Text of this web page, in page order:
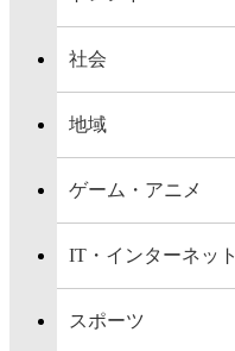
社会
地域
ゲーム・アニメ
IT・インターネット
スポーツ